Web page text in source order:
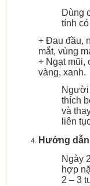
Dùng
tính
+ Đau đầu,
mắt, vùng
+ Ngạt mũi,
vàng, xanh.
Người
thích
và
liên
Hướng
Ngày
hợp
2 – 3